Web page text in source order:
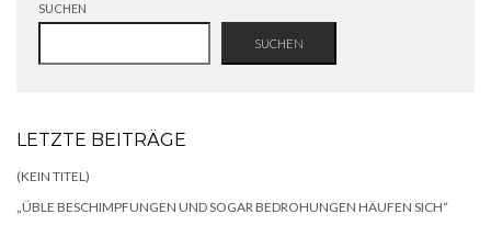
SUCHEN
SUCHEN
LETZTE BEITRÄGE
(KEIN TITEL)
„ÜBLE BESCHIMPFUNGEN UND SOGAR BEDROHUNGEN HÄUFEN SICH“